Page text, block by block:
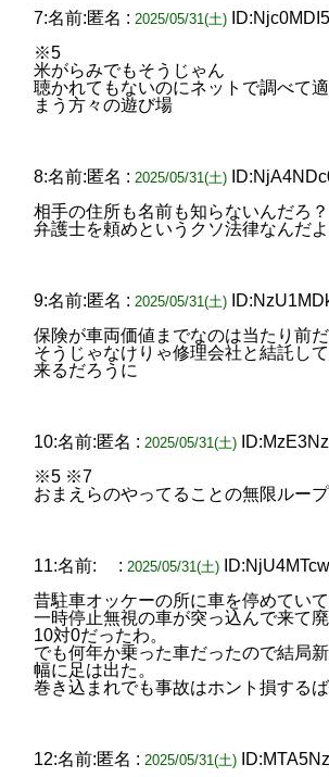
7:名前:匿名 : 2025/05/31(土)
※5
米がらみでもそうじゃん
聴かれてもないのにネットで調べて
まう方々の遊び場
8:名前:匿名 : 2025/05/31(土)
相手の住所も名前も知らないんだろ？
弁護士を頼めというクソ法律なんだ
9:名前:匿名 : 2025/05/31(土)
保険が車両価値までなのは当たり前
そうじゃなけりゃ修理会社と結託し
来るだろうに
10:名前:匿名 : 2025/05/31(土)
※5 ※7
おまえらのやってることの無限ループ
11:名前: : 2025/05/31(土)
昔駐車オッケーの所に車を停めていて
一時停止無視の車が突っ込んで来て
10対0だったわ。
でも何年か乗った車だったので結局
幅に足は出た。
巻き込まれでも事故はホント損するば
12:名前:匿名 : 2025/05/31(土)